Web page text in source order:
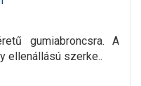
gumiabroncsra. A
ellenállású szerke..